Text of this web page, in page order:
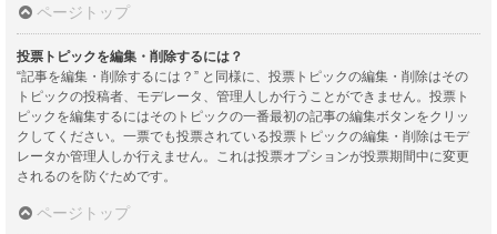
ページトップ
投票トピックを編集・削除するには？
“記事を編集・削除するには？” と同様に、投票トピックの編集・削除はその
トピックの投稿者、モデレータ、管理人しか行うことができません。投票ト
ピックを編集するにはそのトピックの一番最初の記事の編集ボタンをクリッ
クしてください。一票でも投票されている投票トピックの編集・削除はモデ
レータか管理人しか行えません。これは投票オプションが投票期間中に変更
されるのを防ぐためです。
ページトップ